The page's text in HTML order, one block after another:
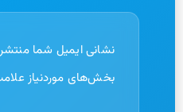
نشانی ایمیل شما
بخش‌های موردنیاز